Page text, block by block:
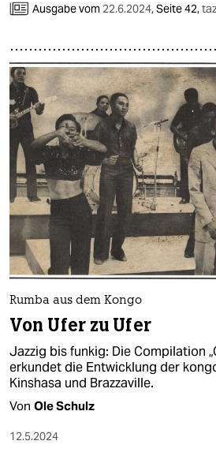
Ausgabe vom 22.6.2024,Seite 42,
Rumba aus dem Kongo
Von Ufer zu Ufer
Jazzig bis funkig: Die Compilation
erkundet die Entwicklung der
Kinshasa und Brazzaville.
Von Ole Schulz
12.5.2024